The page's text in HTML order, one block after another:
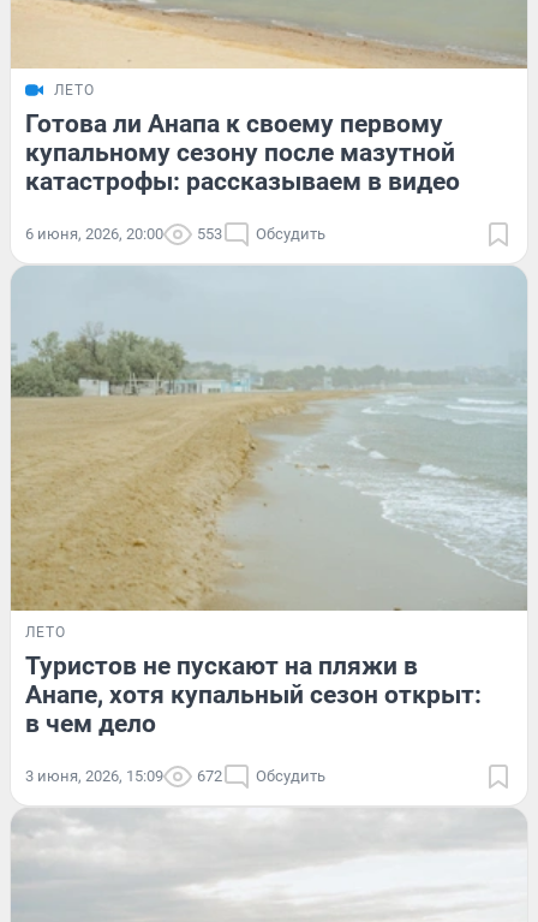
ЛЕТО
Готова ли Анапа к своему первому
купальному сезону после мазутной
катастрофы: рассказываем в видео
6 июня, 2026, 20:00 553 Обсудить
ЛЕТО
Туристов не пускают на пляжи в
Анапе, хотя купальный сезон открыт:
в чем дело
3 июня, 2026, 15:09 672 Обсудить